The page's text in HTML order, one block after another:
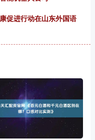
促进行动在山东外国语